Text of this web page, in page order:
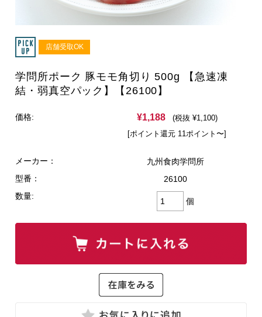
店舗受取OK
学問所ポーク 豚モモ角切り 500g 【急速凍
結・弱真空パック】【26100】
価格: ¥1,188
(税抜 ¥1,100)
[ポイント還元 11ポイント〜]
メーカー：
九州食肉学問所
型番：
26100
数量:
個